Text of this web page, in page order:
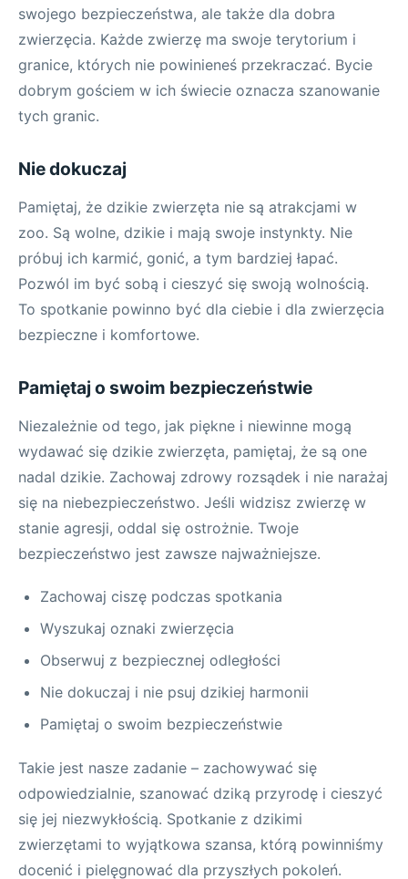
swojego bezpieczeństwa, ale także dla dobra
zwierzęcia. Każde zwierzę ma swoje terytorium i
granice, których nie powinieneś przekraczać. Bycie
dobrym gościem w ich świecie oznacza szanowanie
tych granic.
Nie dokuczaj
Pamiętaj, że dzikie zwierzęta nie są atrakcjami w
zoo. Są wolne, dzikie i mają swoje instynkty. Nie
próbuj ich karmić, gonić, a tym bardziej łapać.
Pozwól im być sobą i cieszyć się swoją wolnością.
To spotkanie powinno być dla ciebie i dla zwierzęcia
bezpieczne i komfortowe.
Pamiętaj o swoim bezpieczeństwie
Niezależnie od tego, jak piękne i niewinne mogą
wydawać się dzikie zwierzęta, pamiętaj, że są one
nadal dzikie. Zachowaj zdrowy rozsądek i nie narażaj
się na niebezpieczeństwo. Jeśli widzisz zwierzę w
stanie agresji, oddal się ostrożnie. Twoje
bezpieczeństwo jest zawsze najważniejsze.
Zachowaj ciszę podczas spotkania
Wyszukaj oznaki zwierzęcia
Obserwuj z bezpiecznej odległości
Nie dokuczaj i nie psuj dzikiej harmonii
Pamiętaj o swoim bezpieczeństwie
Takie jest nasze zadanie – zachowywać się
odpowiedzialnie, szanować dziką przyrodę i cieszyć
się jej niezwykłością. Spotkanie z dzikimi
zwierzętami to wyjątkowa szansa, którą powinniśmy
docenić i pielęgnować dla przyszłych pokoleń.